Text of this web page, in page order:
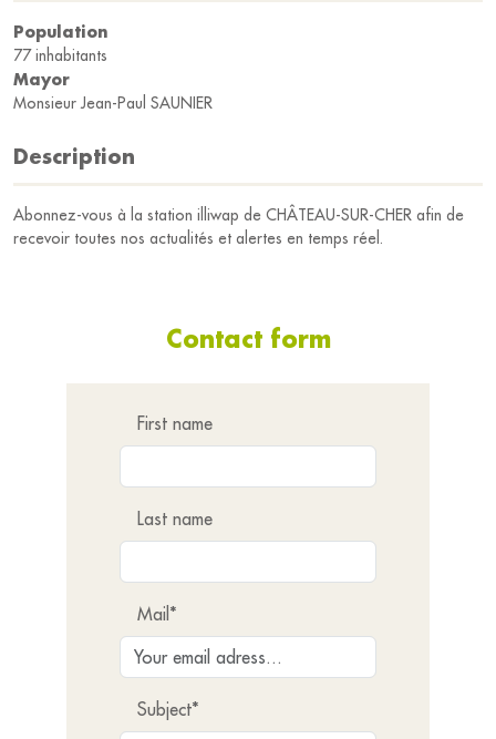
Population
77 inhabitants
Mayor
Monsieur Jean-Paul SAUNIER
Description
Abonnez-vous à la station illiwap de CHÂTEAU-SUR-CHER afin de
recevoir toutes nos actualités et alertes en temps réel.
Contact form
First name
Last name
Mail*
Subject*